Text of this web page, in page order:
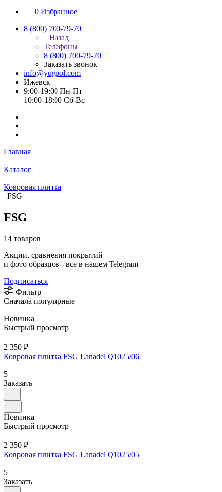
0 Избранное
8 (800) 700-79-70
Назад
Телефоны
8 (800) 700-79-70
Заказать звонок
info@yugpol.com
Ижевск
9:00-19:00 Пн-Пт
10:00-18:00 Cб-Вс
Главная
Каталог
Ковровая плитка
FSG
FSG
14 товаров
Акции, сравнения покрытий
и фото образцов - все в нашем Telegram
Подписаться
Фильтр
Сначала популярные
Новинка
Быстрый просмотр
2 350 ₽
Ковровая плитка FSG Lanadel Q1025/06
5
Заказать
Новинка
Быстрый просмотр
2 350 ₽
Ковровая плитка FSG Lanadel Q1025/05
5
Заказать